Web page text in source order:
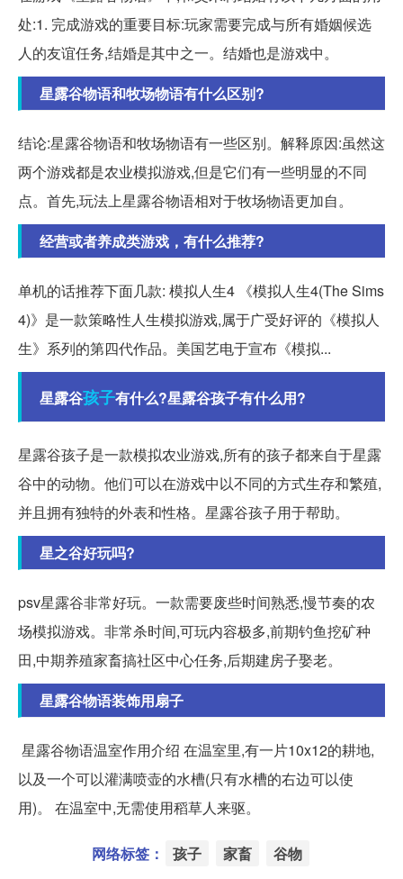
处:1. 完成游戏的重要目标:玩家需要完成与所有婚姻候选
人的友谊任务,结婚是其中之一。结婚也是游戏中。
星露谷物语和牧场物语有什么区别?
结论:星露谷物语和牧场物语有一些区别。解释原因:虽然这
两个游戏都是农业模拟游戏,但是它们有一些明显的不同
点。首先,玩法上星露谷物语相对于牧场物语更加自。
经营或者养成类游戏，有什么推荐?
单机的话推荐下面几款: 模拟人生4 《模拟人生4(The Sims
4)》是一款策略性人生模拟游戏,属于广受好评的《模拟人
生》系列的第四代作品。美国艺电于宣布《模拟...
星露谷孩子有什么?星露谷孩子有什么用?
星露谷孩子是一款模拟农业游戏,所有的孩子都来自于星露
谷中的动物。他们可以在游戏中以不同的方式生存和繁殖,
并且拥有独特的外表和性格。星露谷孩子用于帮助。
星之谷好玩吗?
psv星露谷非常好玩。一款需要废些时间熟悉,慢节奏的农
场模拟游戏。非常杀时间,可玩内容极多,前期钓鱼挖矿种
田,中期养殖家畜搞社区中心任务,后期建房子娶老。
星露谷物语装饰用扇子
‍‍ 星露谷物语温室作用介绍‍ 在温室里,有一片10x12的耕地,
以及一个可以灌满喷壶的水槽(只有水槽的右边可以使
用)。 在温室中,无需使用稻草人来驱。
网络标签： 孩子 家畜 谷物